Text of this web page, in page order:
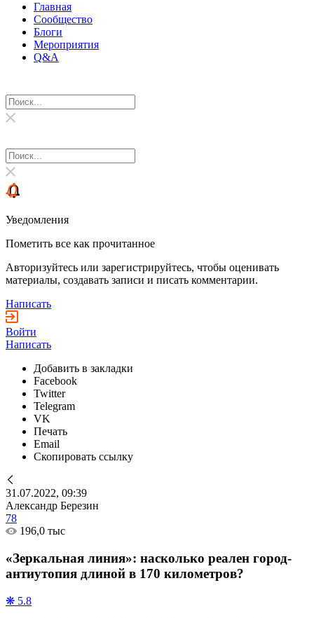
Главная
Сообщество
Блоги
Мероприятия
Q&A
Уведомления
Пометить все как прочитанное
Авторизуйтесь или зарегистрируйтесь, чтобы оценивать
материалы, создавать записи и писать комментарии.
Написать
Войти
Написать
Добавить в закладки
Facebook
Twitter
Telegram
VK
Печать
Email
Скопировать ссылку
31.07.2022, 09:39
Александр Березин
78
196,0 тыс
«Зеркальная линия»: насколько реален город-
антиутопия длиной в 170 километров?
❋ 5.8